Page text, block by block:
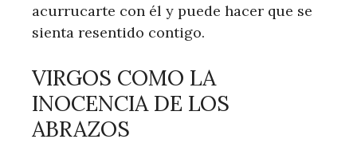
acurrucarte con él y puede hacer que se
sienta resentido contigo.
VIRGOS COMO LA
INOCENCIA DE LOS
ABRAZOS